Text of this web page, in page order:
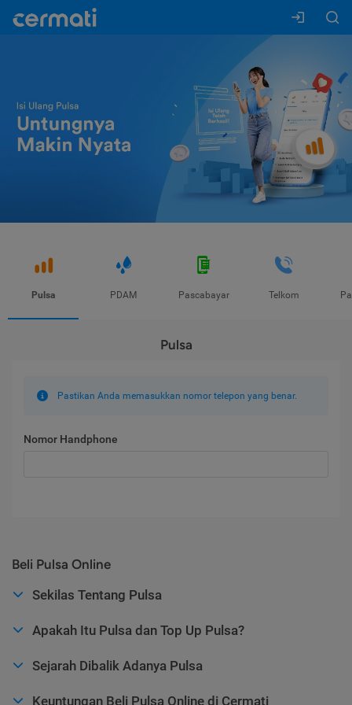
Pulsa PDAM Pascabayar Telkom
Pulsa
Pastikan Anda memasukkan nomor telepon yang benar.
Nomor Handphone
Beli Pulsa Online
Sekilas Tentang Pulsa
Apakah Itu Pulsa dan Top Up Pulsa?
Sejarah Dibalik Adanya Pulsa
Keuntungan Beli Pulsa Online di Cermati